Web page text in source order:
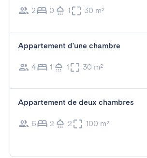
2 0 1 30 m²
Appartement d'une chambre
4 1 1 30 m²
Appartement de deux chambres
6 2 2 100 m²